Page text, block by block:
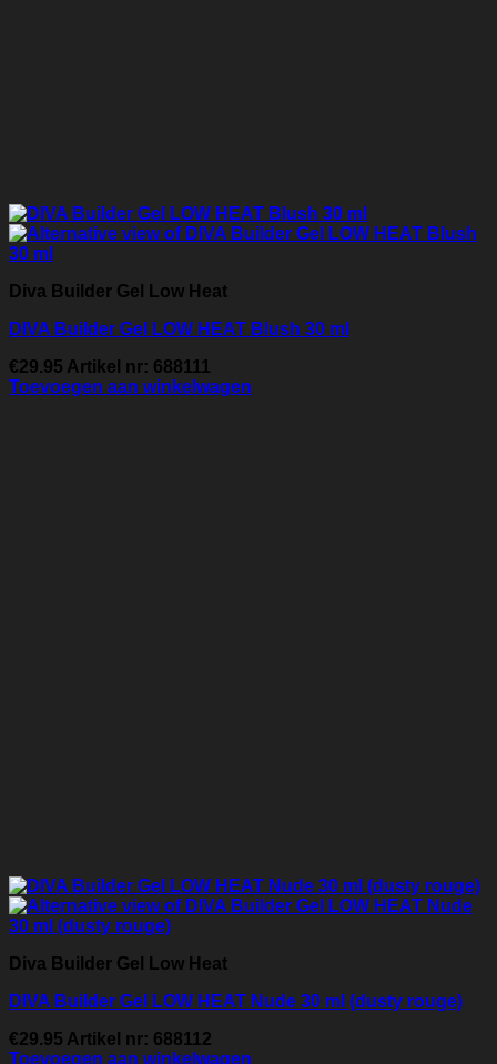
Diva Builder Gel Low Heat
DIVA Builder Gel LOW HEAT Blush 30 ml
€29.95 Artikel nr: 688111
Toevoegen aan winkelwagen
Diva Builder Gel Low Heat
DIVA Builder Gel LOW HEAT Nude 30 ml (dusty rouge)
€29.95 Artikel nr: 688112
Toevoegen aan winkelwagen